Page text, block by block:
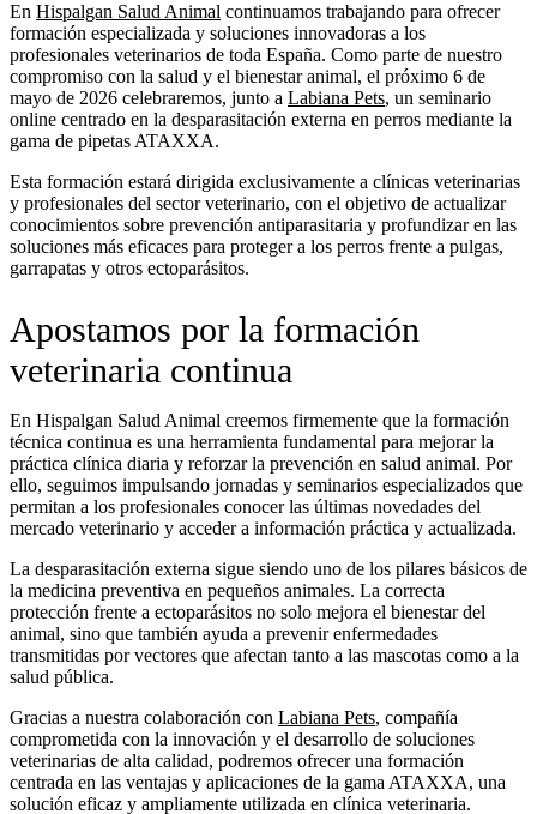
En Hispalgan Salud Animal continuamos trabajando para ofrecer
formación especializada y soluciones innovadoras a los
profesionales veterinarios de toda España. Como parte de nuestro
compromiso con la salud y el bienestar animal, el próximo 6 de
mayo de 2026 celebraremos, junto a Labiana Pets, un seminario
online centrado en la desparasitación externa en perros mediante la
gama de pipetas ATAXXA.
Esta formación estará dirigida exclusivamente a clínicas veterinarias
y profesionales del sector veterinario, con el objetivo de actualizar
conocimientos sobre prevención antiparasitaria y profundizar en las
soluciones más eficaces para proteger a los perros frente a pulgas,
garrapatas y otros ectoparásitos.
Apostamos por la formación
veterinaria continua
En Hispalgan Salud Animal creemos firmemente que la formación
técnica continua es una herramienta fundamental para mejorar la
práctica clínica diaria y reforzar la prevención en salud animal. Por
ello, seguimos impulsando jornadas y seminarios especializados que
permitan a los profesionales conocer las últimas novedades del
mercado veterinario y acceder a información práctica y actualizada.
La desparasitación externa sigue siendo uno de los pilares básicos de
la medicina preventiva en pequeños animales. La correcta
protección frente a ectoparásitos no solo mejora el bienestar del
animal, sino que también ayuda a prevenir enfermedades
transmitidas por vectores que afectan tanto a las mascotas como a la
salud pública.
Gracias a nuestra colaboración con Labiana Pets, compañía
comprometida con la innovación y el desarrollo de soluciones
veterinarias de alta calidad, podremos ofrecer una formación
centrada en las ventajas y aplicaciones de la gama ATAXXA, una
solución eficaz y ampliamente utilizada en clínica veterinaria.